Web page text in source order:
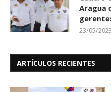
Aragua
23/05/2023
ARTÍCULOS RECIENTES